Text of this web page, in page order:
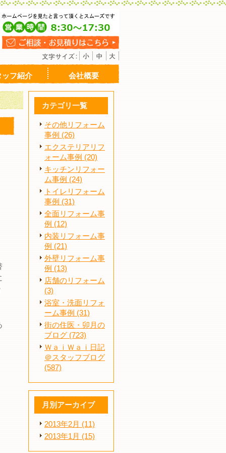
ッフ紹介 会社概要
カテゴリ一覧
その他リフォーム
事例 (26)
エクステリアリフ
ォーム事例 (20)
キッチンリフォー
ム事例 (24)
トイレリフォーム
事例 (31)
全面リフォーム事
例 (12)
内装リフォーム事
例 (21)
外壁リフォーム事
例 (13)
店舗のリフォーム
(3)
浴室・洗面リフォ
ーム事例 (31)
街の住医・卯月の
ブログ (723)
ＷａｉＷａｉ日記
＠スタッフブログ
(587)
月別アーカイブ
2013年2月 (11)
2013年1月 (15)